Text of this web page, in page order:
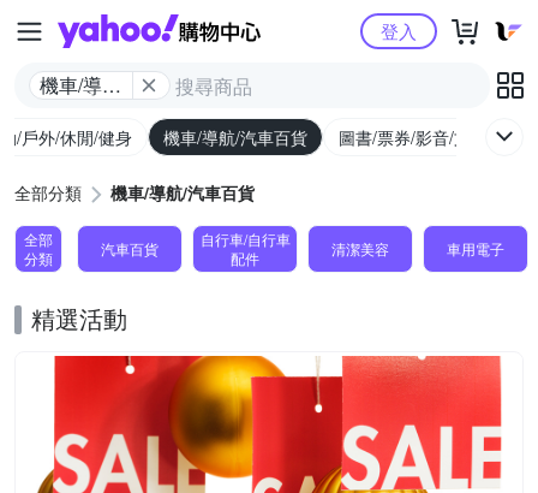
Yahoo購物中心
機車/導航/
登入
/戶外/休閒/健身 機車/導航/汽車百貨 圖書/票券/影音/文具
全部分類 機車/導航/汽車百貨
全部
分類
汽車百貨
自行車/自行車
配件
清潔美容 車用電子
精選活動